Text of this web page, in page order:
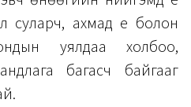
суларч, ахмад үе болон
уялдаа холбоо,
багасч байгааг